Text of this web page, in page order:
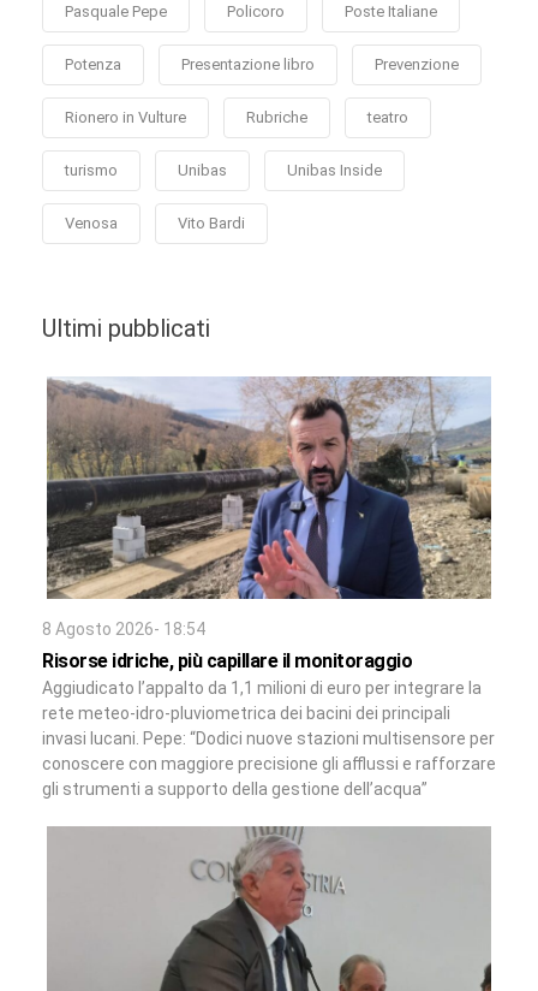
Pasquale Pepe Policoro Poste Italiane
Potenza Presentazione libro Prevenzione
Rionero in Vulture Rubriche teatro
turismo Unibas Unibas Inside
Venosa Vito Bardi
Ultimi pubblicati
8 Agosto 2026- 18:54
Risorse idriche, più capillare il monitoraggio
Aggiudicato l’appalto da 1,1 milioni di euro per integrare la
rete meteo-idro-pluviometrica dei bacini dei principali
invasi lucani. Pepe: “Dodici nuove stazioni multisensore per
conoscere con maggiore precisione gli afflussi e rafforzare
gli strumenti a supporto della gestione dell’acqua”